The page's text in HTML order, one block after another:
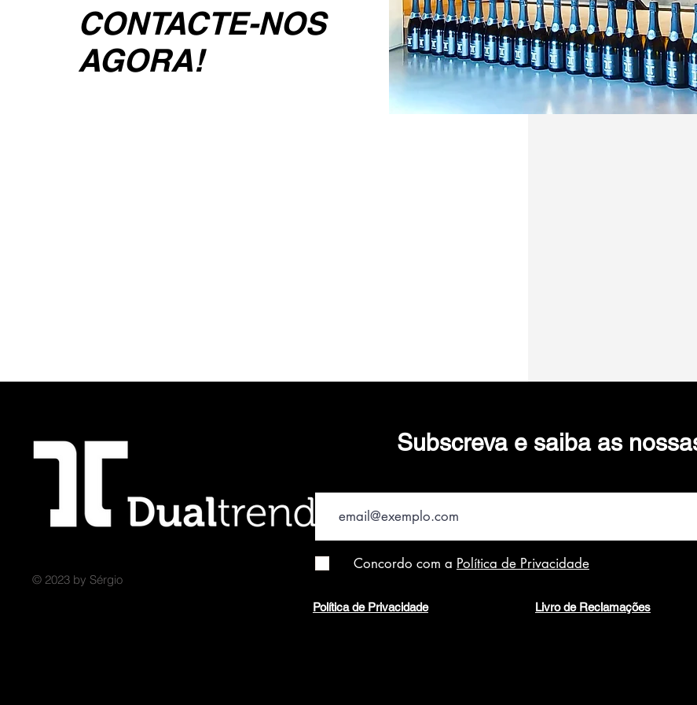
CONTACTE-NOS
AGORA!
© 2023 by Sérgio
Subscreva e saiba as
Concordo com a Política de Privacidade
Política de Privacidade Livro de Reclamações